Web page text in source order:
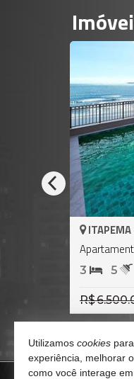
CENTRO
Apartamento no Edifício
172,0
00
Utilizamos cookies
experiência, melhorar
como você interage